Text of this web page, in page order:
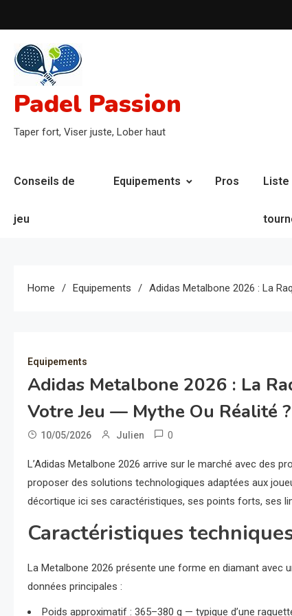
to
content
Padel Passion
Taper fort, Viser juste, Lober haut
Conseils de
jeu
Equipements Pros Liste
Home Equipements Adidas Metalbone 2026 : La
Equipements
Adidas Metalbone 2026 : La
Votre Jeu — Mythe Ou Réalité ?
10/05/2026 Julien 0
L’Adidas Metalbone 2026 arrive sur le marché avec des
proposer des solutions technologiques adaptées aux
décortique ici ses caractéristiques, ses points forts, ses
Caractéristiques
La Metalbone 2026 présente une forme en diamant avec
données principales :
Poids approximatif : 365–380 g — typique d’une